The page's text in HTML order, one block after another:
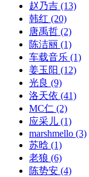
赵乃吉 (13)
韩红 (20)
唐禹哲 (2)
陈洁丽 (1)
车载音乐 (1)
姜玉阳 (12)
光良 (9)
洛天依 (41)
MC仁 (2)
应采儿 (1)
marshmello (3)
苏晗 (1)
老狼 (6)
陈势安 (4)